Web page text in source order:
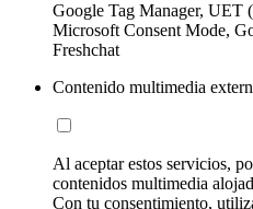
Google Tag Manager, UET
Microsoft Consent Mode,
Freshchat
Contenido multimedia
Al aceptar estos servicios,
contenidos multimedia
Con tu consentimiento,